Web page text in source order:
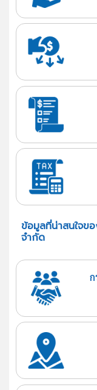
ข้อมูลที่น่าสนใจข
จำกัด